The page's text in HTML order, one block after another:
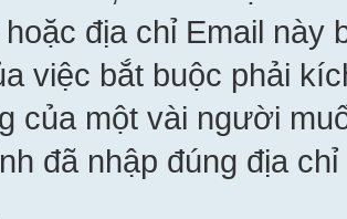
địa chỉ Email này
việc bắt buộc phải
của một vài người
đã nhập đúng địa